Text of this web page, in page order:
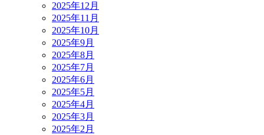
2025年12月
2025年11月
2025年10月
2025年9月
2025年8月
2025年7月
2025年6月
2025年5月
2025年4月
2025年3月
2025年2月